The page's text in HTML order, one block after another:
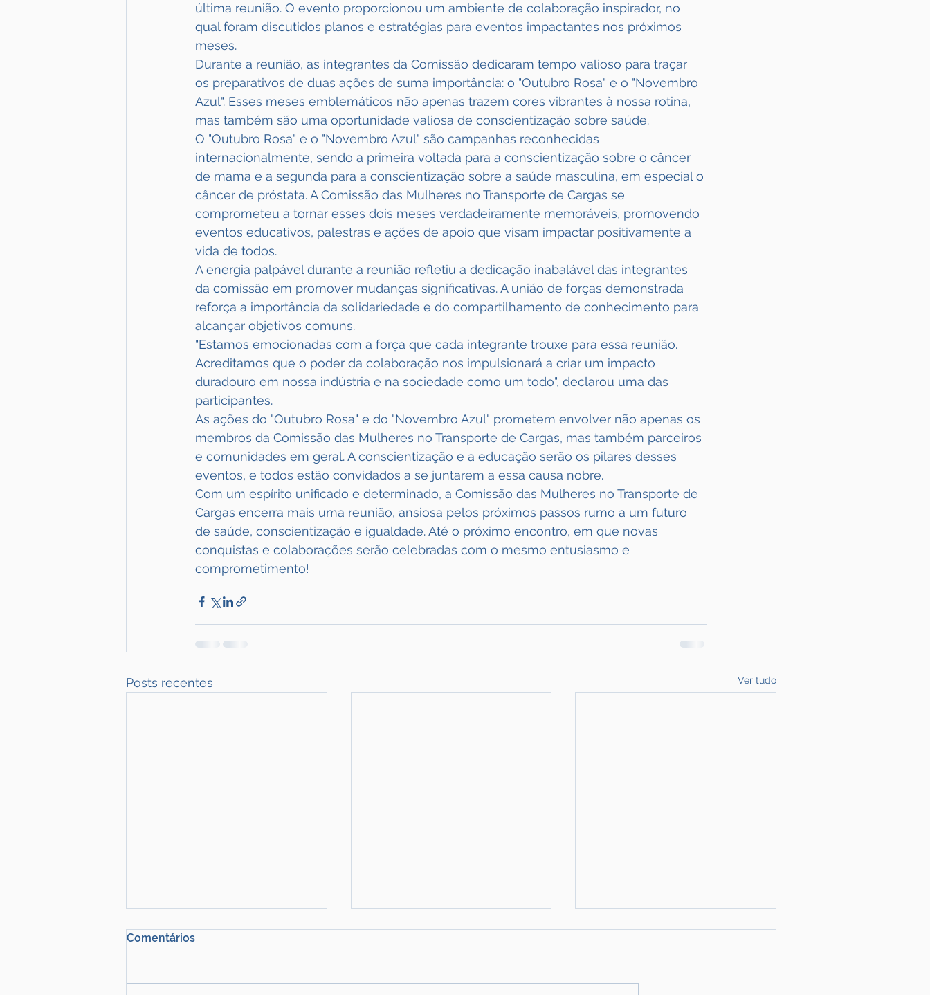
última reunião. O evento proporcionou um ambiente de colaboração inspirador, no
qual foram discutidos planos e estratégias para eventos impactantes nos próximos
meses.
Durante a reunião, as integrantes da Comissão dedicaram tempo valioso para traçar
os preparativos de duas ações de suma importância: o "Outubro Rosa" e o "Novembro
Azul". Esses meses emblemáticos não apenas trazem cores vibrantes à nossa rotina,
mas também são uma oportunidade valiosa de conscientização sobre saúde.
O "Outubro Rosa" e o "Novembro Azul" são campanhas reconhecidas
internacionalmente, sendo a primeira voltada para a conscientização sobre o câncer
de mama e a segunda para a conscientização sobre a saúde masculina, em especial o
câncer de próstata. A Comissão das Mulheres no Transporte de Cargas se
comprometeu a tornar esses dois meses verdadeiramente memoráveis, promovendo
eventos educativos, palestras e ações de apoio que visam impactar positivamente a
vida de todos.
A energia palpável durante a reunião refletiu a dedicação inabalável das integrantes
da comissão em promover mudanças significativas. A união de forças demonstrada
reforça a importância da solidariedade e do compartilhamento de conhecimento para
alcançar objetivos comuns.
"Estamos emocionadas com a força que cada integrante trouxe para essa reunião.
Acreditamos que o poder da colaboração nos impulsionará a criar um impacto
duradouro em nossa indústria e na sociedade como um todo", declarou uma das
participantes.
As ações do "Outubro Rosa" e do "Novembro Azul" prometem envolver não apenas os
membros da Comissão das Mulheres no Transporte de Cargas, mas também parceiros
e comunidades em geral. A conscientização e a educação serão os pilares desses
eventos, e todos estão convidados a se juntarem a essa causa nobre.
Com um espírito unificado e determinado, a Comissão das Mulheres no Transporte de
Cargas encerra mais uma reunião, ansiosa pelos próximos passos rumo a um futuro
de saúde, conscientização e igualdade. Até o próximo encontro, em que novas
conquistas e colaborações serão celebradas com o mesmo entusiasmo e
comprometimento!
Posts recentes Ver tudo
Comentários